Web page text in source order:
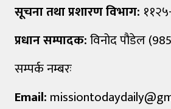
सूचना तथा प्रशारण विभाग:
प्रधान सम्पादक:विनोद पौडेल
सम्पर्क नम्बरः
Email: